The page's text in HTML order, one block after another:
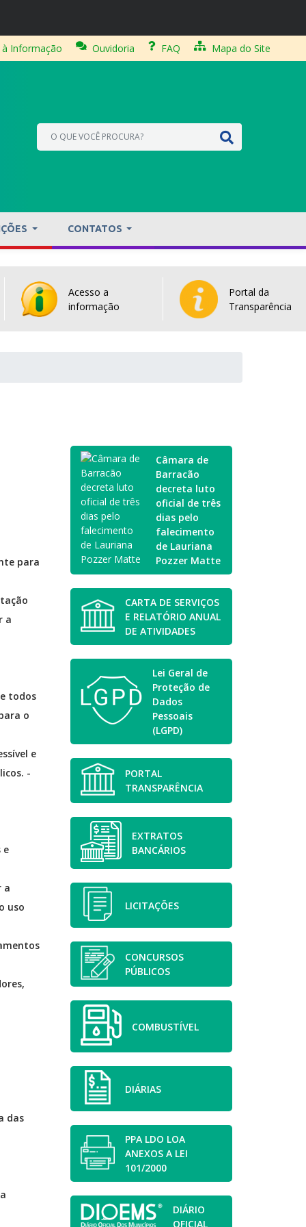
à Informação Ouvidoria FAQ Mapa do Site
CONTATOS
Acesso a
informação
Portal da
Transparência
para
a
todos
o
e
-
e
a
uso
das
Câmara de
Barracão
decreta luto
oficial de três
dias pelo
falecimento
de Lauriana
Pozzer Matte
CARTA DE SERVIÇOS
E RELATÓRIO ANUAL
DE ATIVIDADES
Lei Geral de
Proteção de
Dados
Pessoais
(LGPD)
PORTAL
TRANSPARÊNCIA
EXTRATOS
BANCÁRIOS
LICITAÇÕES
CONCURSOS
PÚBLICOS
COMBUSTÍVEL
DIÁRIAS
PPA LDO LOA
ANEXOS A LEI
101/2000
DIÁRIO
OFICIAL